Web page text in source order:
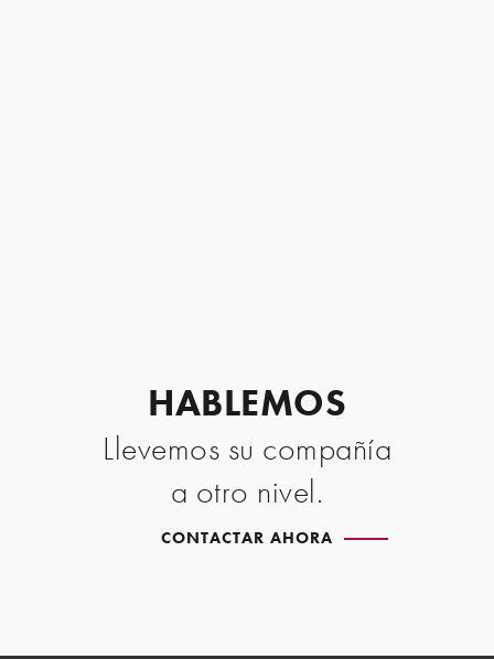
HABLEMOS
Llevemos su compañía
a otro nivel.
CONTACTAR AHORA